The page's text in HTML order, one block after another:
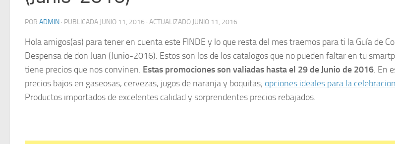
POR ADMIN · PUBLICADA JUNIO 11, 2016 · ACTUALIZADO JUNIO 11, 2016
Hola amigos(as) para tener en cuenta este FINDE y lo que resta del mes traemos para ti la Guía de
Despensa de don Juan (Junio-2016). Estos son los de los catalogos que no pueden faltar en tu
tiene precios que nos convinen. Estas promociones son valiadas hasta el 29 de Junio de 2016. En
precios bajos en gaseosas, cervezas, jugos de naranja y boquitas; opciones ideales para la
Productos importados de excelentes calidad y sorprendentes precios rebajados.